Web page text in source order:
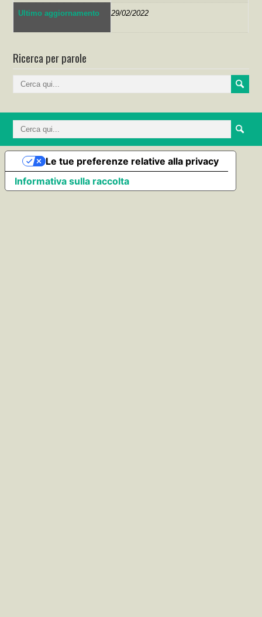
Ultimo aggiornamento 29/02/2022
Ricerca per parole
Informativa sulla raccolta
Le tue preferenze relative alla privacy